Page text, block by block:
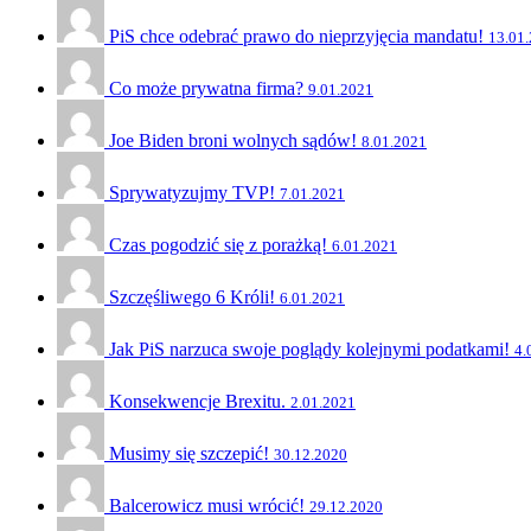
PiS chce odebrać prawo do nieprzyjęcia mandatu!
Co może prywatna firma? 9.01.2021
Joe Biden broni wolnych sądów! 8.01.2021
Sprywatyzujmy TVP! 7.01.2021
Czas pogodzić się z porażką! 6.01.2021
Szczęśliwego 6 Króli! 6.01.2021
Jak PiS narzuca swoje poglądy kolejnymi podatkami!
Konsekwencje Brexitu. 2.01.2021
Musimy się szczepić! 30.12.2020
Balcerowicz musi wrócić! 29.12.2020